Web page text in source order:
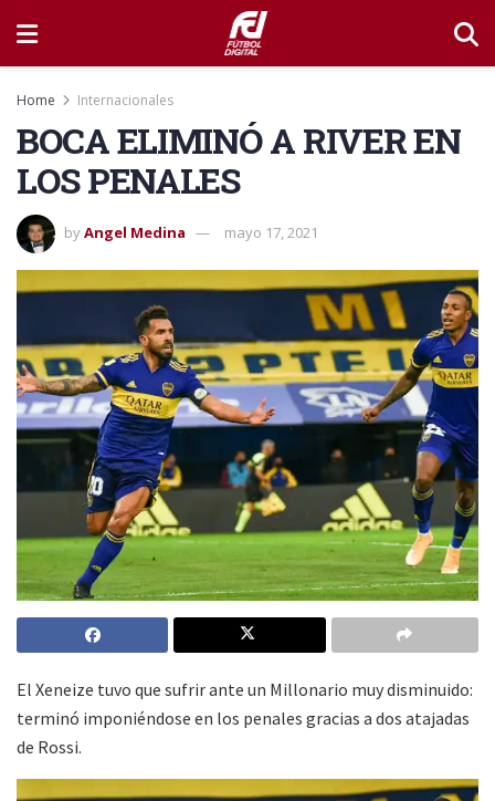
Home Internacionales
BOCA ELIMINÓ A RIVER EN
LOS PENALES
byAngel Medina mayo 17, 2021
El Xeneize tuvo que sufrir ante un Millonario muy disminuido:
terminó imponiéndose en los penales gracias a dos atajadas
de Rossi.